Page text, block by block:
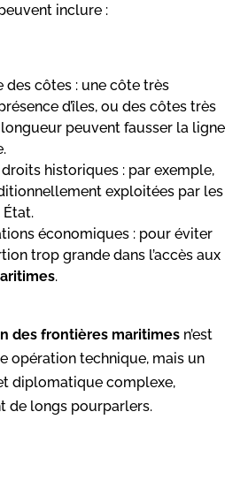
inclure :
des côtes : une côte très
d’îles, ou des côtes très
peuvent fausser la ligne
droits historiques : par exemple,
exploitées par les
État.
économiques : pour éviter
trop grande dans l’accès aux
.
des frontières maritimes n’est
opération technique, mais un
diplomatique complexe,
de longs pourparlers.